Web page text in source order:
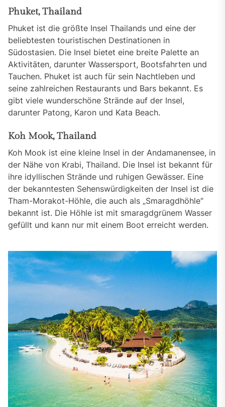
Phuket, Thailand
Phuket ist die größte Insel Thailands und eine der
beliebtesten touristischen Destinationen in
Südostasien. Die Insel bietet eine breite Palette an
Aktivitäten, darunter Wassersport, Bootsfahrten und
Tauchen. Phuket ist auch für sein Nachtleben und
seine zahlreichen Restaurants und Bars bekannt. Es
gibt viele wunderschöne Strände auf der Insel,
darunter Patong, Karon und Kata Beach.
Koh Mook, Thailand
Koh Mook ist eine kleine Insel in der Andamanensee, in
der Nähe von Krabi, Thailand. Die Insel ist bekannt für
ihre idyllischen Strände und ruhigen Gewässer. Eine
der bekanntesten Sehenswürdigkeiten der Insel ist die
Tham-Morakot-Höhle, die auch als „Smaragdhöhle“
bekannt ist. Die Höhle ist mit smaragdgrünem Wasser
gefüllt und kann nur mit einem Boot erreicht werden.